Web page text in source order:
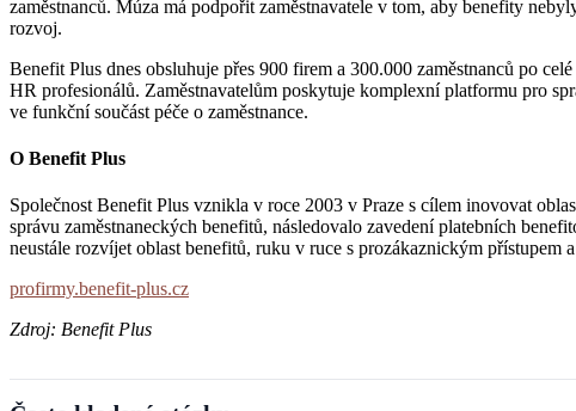
zaměstnanců. Múza má podpořit zaměstnavatele v tom, aby benefity
rozvoj.
Benefit Plus dnes obsluhuje přes 900 firem a 300.000 zaměstnanců po
HR profesionálů. Zaměstnavatelům poskytuje komplexní platformu pro
ve funkční součást péče o zaměstnance.
O Benefit Plus
Společnost Benefit Plus vznikla v roce 2003 v Praze s cílem inovovat
správu zaměstnaneckých benefitů, následovalo zavedení platebních
neustále rozvíjet oblast benefitů, ruku v ruce s prozákaznickým přístupem
profirmy.benefit-plus.cz
Zdroj: Benefit Plus